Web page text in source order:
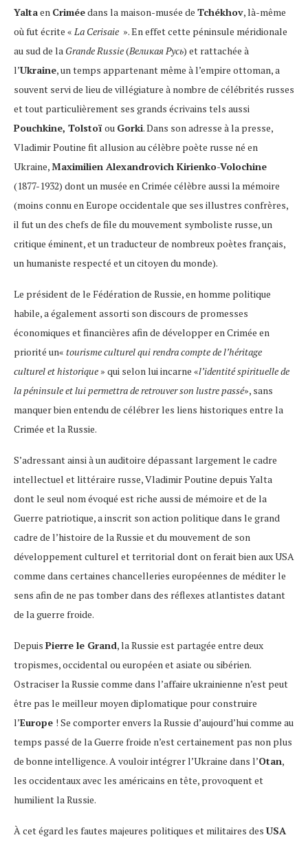
Yaltaen Criméedans la maison-musée de Tchékhov, là-même
où fut écrite « La Cerisaie ». En effet cette péninsule méridionale
au sud de la Grande Russie(Великая Русь) et rattachée à
l’Ukraine, un temps appartenant même à l’empire ottoman, a
souvent servi de lieu de villégiature à nombre de célébrités russes
et tout particulièrement ses grands écrivains tels aussi
Pouchkine, Tolstoï ou Gorki. Dans son adresse à la presse,
Vladimir Poutine fit allusion au célèbre poète russe né en
Ukraine,Maximilien Alexandrovich Kirienko-Volochine
(1877-1932) dont un musée en Crimée célèbre aussi la mémoire
(moins connu en Europe occidentale que ses illustres confrères,
il fut un des chefs de file du mouvement symboliste russe, un
critique éminent, et un traducteur de nombreux poètes français,
un humaniste respecté et un citoyen du monde).
Le président de le Fédération de Russie, en homme politique
habile, a également assorti son discours de promesses
économiques et financières afin de développer en Crimée en
priorité un« tourisme culturel qui rendra compte de l’héritage
culturel et historique » qui selon lui incarne «l’identité spirituelle de
la péninsule et lui permettra de retrouver son lustre passé», sans
manquer bien entendu de célébrer les liens historiques entre la
Crimée et la Russie.
S’adressant ainsi à un auditoire dépassant largement le cadre
intellectuel et littéraire russe, Vladimir Poutine depuis Yalta
dont le seul nom évoqué est riche aussi de mémoire et de la
Guerre patriotique, a inscrit son action politique dans le grand
cadre de l’histoire de la Russie et du mouvement de son
développement culturel et territorial dont on ferait bien aux USA
comme dans certaines chancelleries européennes de méditer le
sens afin de ne pas tomber dans des réflexes atlantistes datant
de la guerre froide.
Depuis Pierre le Grand, la Russie est partagée entre deux
tropismes, occidental ou européen et asiate ou sibérien.
Ostraciser la Russie comme dans l’affaire ukrainienne n’est peut
être pas le meilleur moyen diplomatique pour construire
l’Europe ! Se comporter envers la Russie d’aujourd’hui comme au
temps passé de la Guerre froide n’est certainement pas non plus
de bonne intelligence. A vouloir intégrer l’Ukraine dans l’Otan,
les occidentaux avec les américains en tête, provoquent et
humilient la Russie.
À cet égard les fautes majeures politiques et militaires des USA